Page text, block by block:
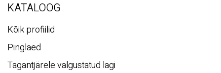
KATALOOG
Kõik profiilid
Pinglaed
Tagantjärele valgustatud lagi